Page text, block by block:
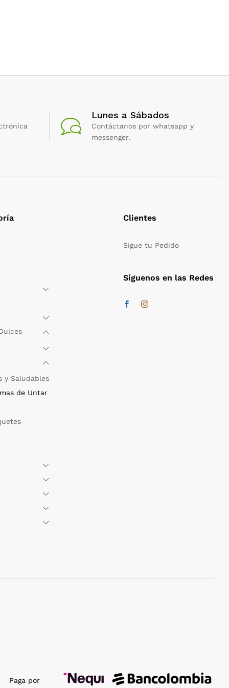
Lunes a Sábados
Contáctanos por whatsapp y
messenger.
y Saludables
de Untar
Clientes
Sigue tu Pedido
Síguenos en las Redes
Paga por